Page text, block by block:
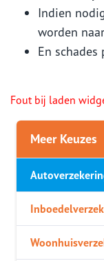
Indien
worden
En
Fout bij laden
Meer Keuzes